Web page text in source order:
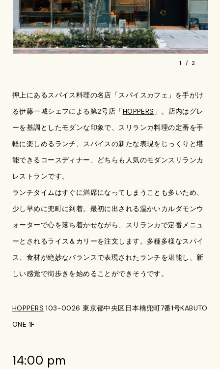
1 2
押上にあるスパイス料理の名店「スパイスカフェ」を手がけ
る伊藤一城シェフによる第2号店「HOPPERS 」。店内はグレ
ーを基調としたモダンな印象で、スリランカ料理の定番を手
軽に楽しめるランチ、スパイスの新たな表現をじっくりと堪
能できるコースディナー、どちらも人気のモダンスリランカ
レストランです。
ランチタイムはすぐに満席になってしまうことも多いため、
少し早めに兜町に到着。最初に出される温かいカルダモンウ
ォーターで心を落ち着かせながら、スリランカで定番メニュ
ーとされるライス＆カリーを注文します。多種多様なスパイ
ス、食材が絶妙なバランスで表現されたランチを堪能し、新
しい感覚で街歩きを始めることができそうです。
HOPPERS 103-0026 東京都中央区日本橋兜町7番1号KABUTO
ONE 1F
14:00 pm